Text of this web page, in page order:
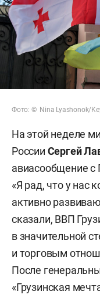
Фото: © Nina Lyashonok/
На этой неделе
России Сергей
авиасообщение с
«Я рад, что у нас
активно
сказали, ВВП
в значительной
и торговым
После
«Грузинская